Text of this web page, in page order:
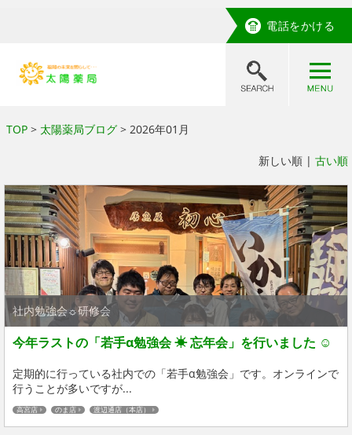
電話をかける
TOP> 太陽薬局ブログ> 2026年01月
新しい順 | 古い順
社内勉強会☼研修会
今年ラストの「若手α勉強会 ☀ 忘年会」を行いました ☺
定期的に行っている社内での「若手α勉強会」です。オンラインで
行うことが多いですが...
高宮店 のま店 渡辺通店（本店）